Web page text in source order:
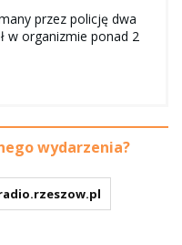
przez policję dwa
w organizmie ponad 2
wydarzenia?